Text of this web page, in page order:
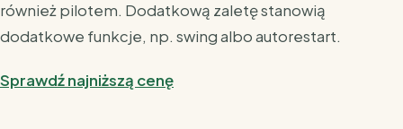
również pilotem. Dodatkową zaletę stanowią
dodatkowe funkcje, np. swing albo autorestart.
Sprawdź najniższą cenę